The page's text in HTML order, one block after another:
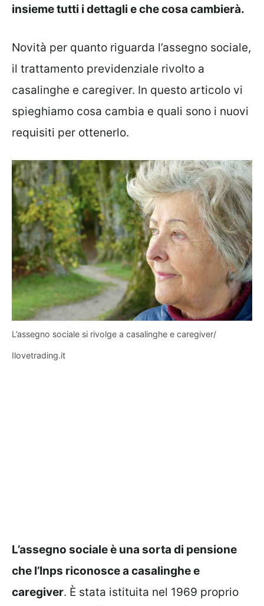
insieme tutti i dettagli e che cosa cambierà.
Novità per quanto riguarda l’assegno sociale,
il trattamento previdenziale rivolto a
casalinghe e caregiver. In questo articolo vi
spieghiamo cosa cambia e quali sono i nuovi
requisiti per ottenerlo.
L’assegno sociale si rivolge a casalinghe e caregiver/
Ilovetrading.it
L’assegno sociale è una sorta di pensione
che l’Inps riconosce a casalinghe e
caregiver. È stata istituita nel 1969 proprio